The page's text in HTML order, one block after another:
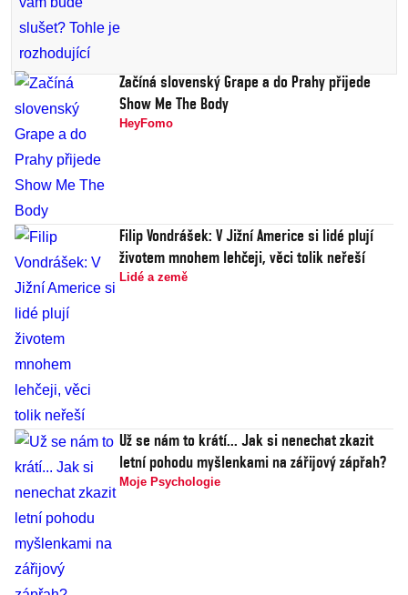
Začíná slovenský Grape a do Prahy přijede
Show Me The Body
HeyFomo
Filip Vondrášek: V Jižní Americe si lidé plují
životem mnohem lehčeji, věci tolik neřeší
Lidé a země
Už se nám to krátí... Jak si nenechat zkazit
letní pohodu myšlenkami na zářijový zápřah?
Moje Psychologie